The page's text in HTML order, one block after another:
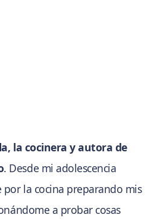
la cocinera y autora de
. Desde mi adolescencia
por la cocina preparando mis
a probar cosas